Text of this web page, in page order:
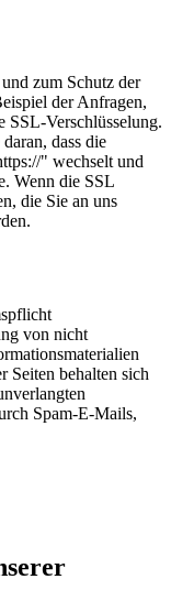
zum Schutz der
der Anfragen,
SSL-Verschlüsselung.
dass die
" wechselt und
Wenn die SSL
die Sie an uns
von nicht
Seiten behalten sich
Spam-E-Mails,